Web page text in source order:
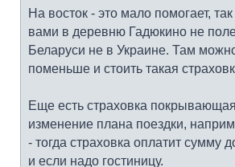
На восток - это мало помогает, так
вами в деревню Гадюкино не
Беларуси не в Украине. Там
поменьше и стоить такая
Еще есть страховка
изменение плана поездки,
- тогда страховка оплатит сумму
и если надо гостиницу.